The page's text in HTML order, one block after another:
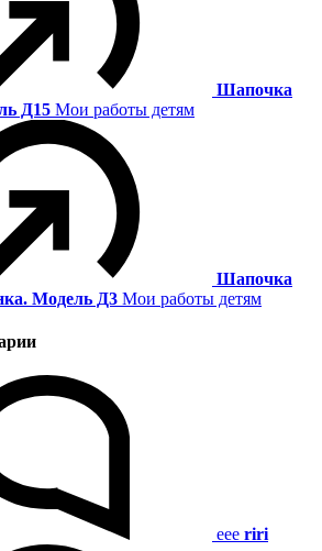
Шапочка
Д15 Мои работы детям
Шапочка
Модель Д3 Мои работы детям
eee riri